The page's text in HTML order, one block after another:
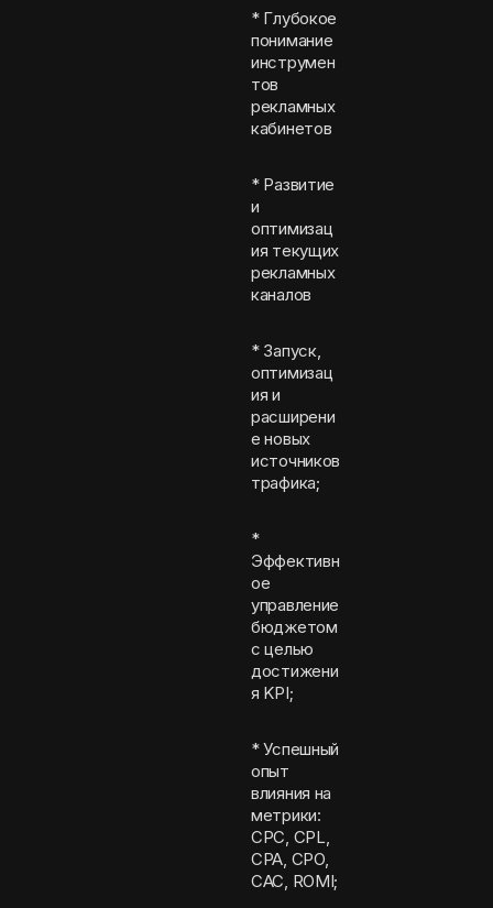
* Глубокое
понимание
инструмен
тов
рекламных
кабинетов
* Развитие
и
оптимизац
ия текущих
рекламных
каналов
* Запуск,
оптимизац
ия и
расширени
е новых
источников
трафика;
*
Эффективн
ое
управление
бюджетом
с целью
достижени
я KPI;
* Успешный
опыт
влияния на
метрики:
CPC, CPL,
CPA, CPO,
CAC, ROMI;